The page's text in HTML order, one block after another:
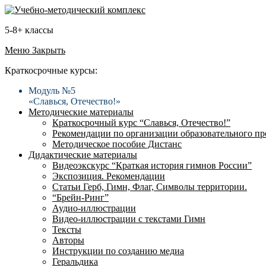
5-8+ классы
Меню Закрыть
Краткосрочные курсы:
Модуль №5
«Славься, Отечество!»
Методические материалы
Краткосрочный курс “Славься, Отечество!”
Рекомендации по организации образовательного
Методическое пособие Дистанс
Дидактические материалы
Видеоэкскурс “Краткая история гимнов России”
Экспозиция. Рекомендации
Статьи Герб, Гимн, Флаг, Символы территории.
“Брейн-Ринг”
Аудио-иллюстрации
Видео-иллюстрации с текстами Гимн
Тексты
Авторы
Инструкции по созданию медиа
Геральдика